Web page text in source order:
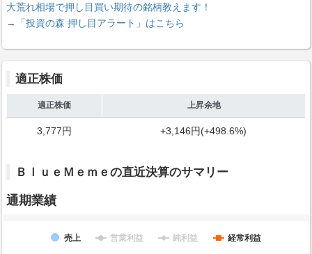
大荒れ相場で押し目買い期待の銘柄教えます！
→「投資の森 押し目アラート」はこちら
適正株価
適正株価 上昇余地
3,777円 +3,146円(+498.6%)
ＢｌｕｅＭｅｍｅの直近決算のサマリー
通期業績
売上 営業利益 純利益 経常利益